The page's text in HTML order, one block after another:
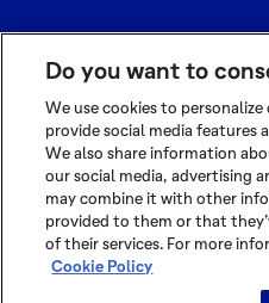
© 2026 OLAM INTERNATIONAL
ALL RIGHTS RESERVED CO.
TERMS OF USE|PRIVACY
Do you want to
We use cookies to
provide social media features
We also share information
our social media, advertising
may combine it with other
provided to them or that
of their services. For more
Cookie Policy